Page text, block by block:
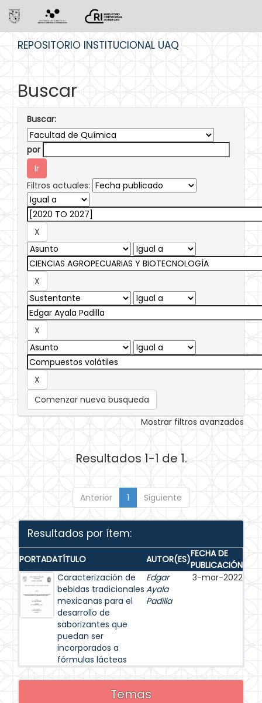
REPOSITORIO INSTITUCIONAL UAQ
Buscar
Buscar:
por
Filtros actuales:
Comenzar nueva busqueda
Mostrar filtros avanzados
Resultados 1-1 de 1.
Anterior 1 Siguiente
Resultados por ítem:
PORTADATÍTULO AUTOR(ES)FECHA DE
PUBLICACIÓN
Caracterización de
bebidas tradicionales
mexicanas para el
desarrollo de
saborizantes que
puedan ser
incorporados a
fórmulas lácteas
Edgar
Ayala
Padilla
3-mar-2022
Temas